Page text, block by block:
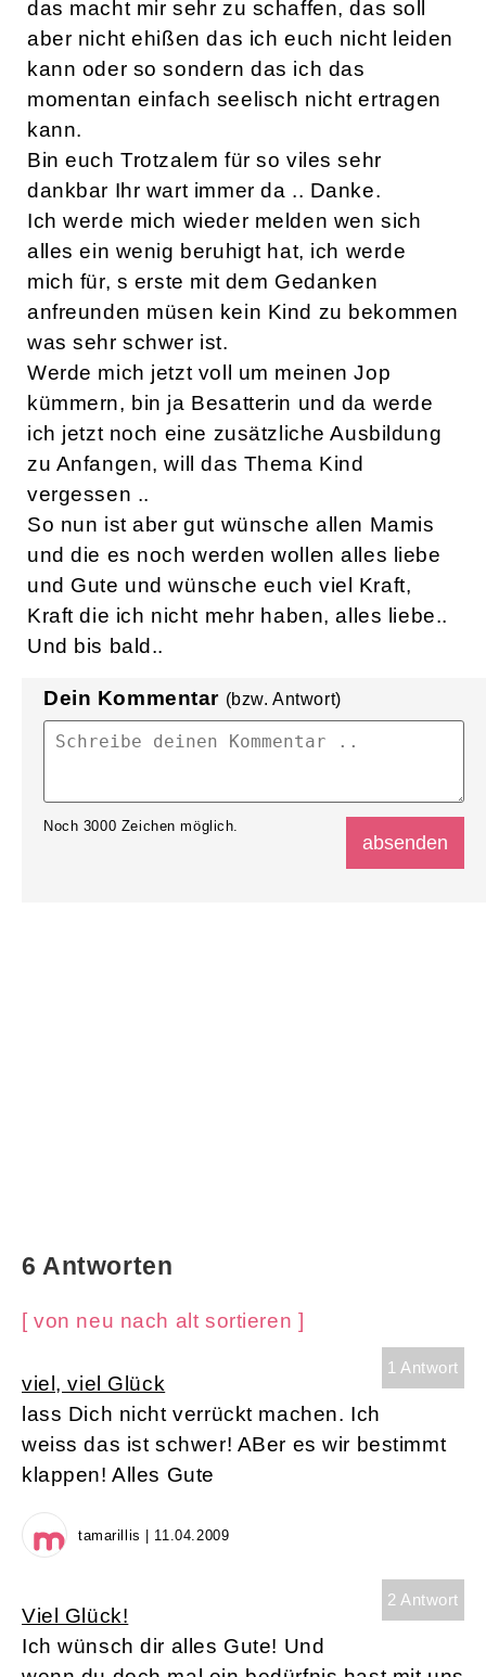
das macht mir sehr zu schaffen, das soll
aber nicht ehißen das ich euch nicht leiden
kann oder so sondern das ich das
momentan einfach seelisch nicht ertragen
kann.
Bin euch Trotzalem für so viles sehr
dankbar Ihr wart immer da .. Danke.
Ich werde mich wieder melden wen sich
alles ein wenig beruhigt hat, ich werde
mich für, s erste mit dem Gedanken
anfreunden müsen kein Kind zu bekommen
was sehr schwer ist.
Werde mich jetzt voll um meinen Jop
kümmern, bin ja Besatterin und da werde
ich jetzt noch eine zusätzliche Ausbildung
zu Anfangen, will das Thema Kind
vergessen ..
So nun ist aber gut wünsche allen Mamis
und die es noch werden wollen alles liebe
und Gute und wünsche euch viel Kraft,
Kraft die ich nicht mehr haben, alles liebe..
Und bis bald..
Dein Kommentar (bzw. Antwort)
Noch 3000 Zeichen möglich.
6 Antworten
[ von neu nach alt sortieren ]
1 Antwort
viel, viel Glück
lass Dich nicht verrückt machen. Ich
weiss das ist schwer! ABer es wir bestimmt
klappen! Alles Gute
tamarillis | 11.04.2009
2 Antwort
Viel Glück!
Ich wünsch dir alles Gute! Und